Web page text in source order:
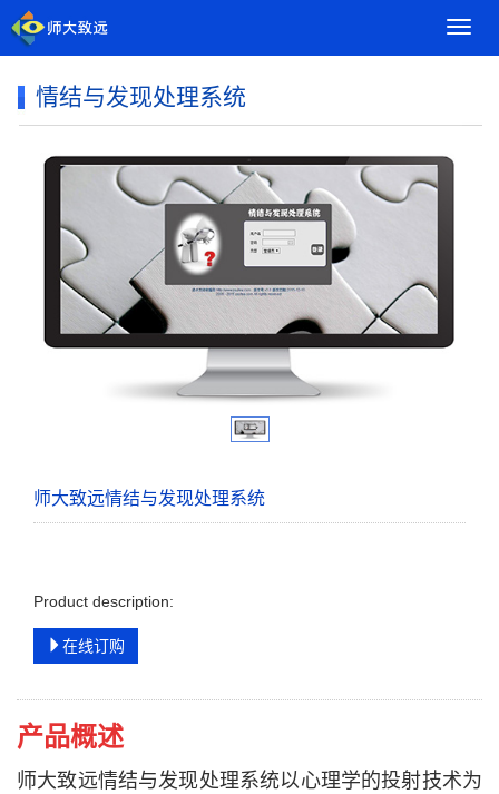
导
情结与发现处理系统
师大致远情结与发现处理系统
Product description:
在线订购
产品概述
师大致远情结与发现处理系统以心理学的投射技术为